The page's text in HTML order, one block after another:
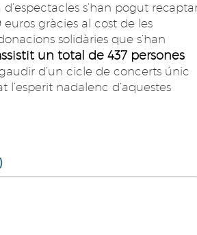
d’espectacles s’han pogut
euros gràcies al cost de les
solidàries que s’han
un total de 437 persones
d’un cicle de concerts únic
l’esperit nadalenc d’aquestes